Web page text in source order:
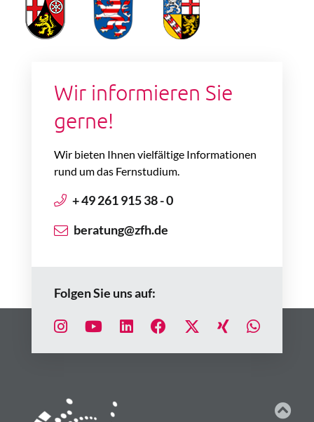
Wir informieren Sie
gerne!
Wir bieten Ihnen vielfältige Informationen
rund um das Fernstudium.
+ 49 261 915 38 - 0
beratung@zfh.de
Folgen Sie uns auf: